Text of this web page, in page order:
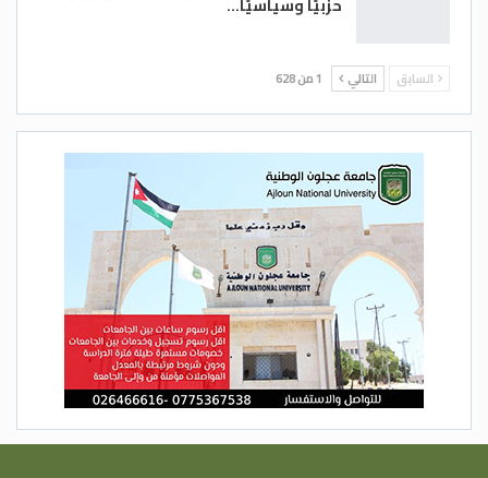
السابق التالي 1 من 628